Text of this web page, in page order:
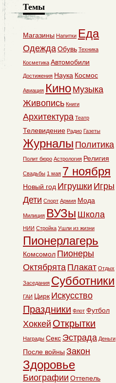
Темы
Магазины Напитки Еда
ОдеждаОбувь Техника
Косметика Автомобили
Достижения Наука Космос
Авиация Кино Музыка
Живопись Книги
Архитектура Театр
Телевидение Радио Газеты
Журналы Политика
Полит бюро Астрология Религия
Свадьбы 1 мая 7 ноября
Новый год Игрушки Игры
Дети Спорт Армия Мода
Милиция ВУЗы Школа
НИИ Стройка Ушли из жизни
Пионерлагерь
Комсомол Пионеры
Октябрята Плакат Отдых
Заседания Субботники
ГАИ Цирк Искусство
Праздники Флот Футбол
Хоккей Открытки
Награды Секс Эстрада Деньги
После войны Закон
Здоровье
Биографии Оттепель